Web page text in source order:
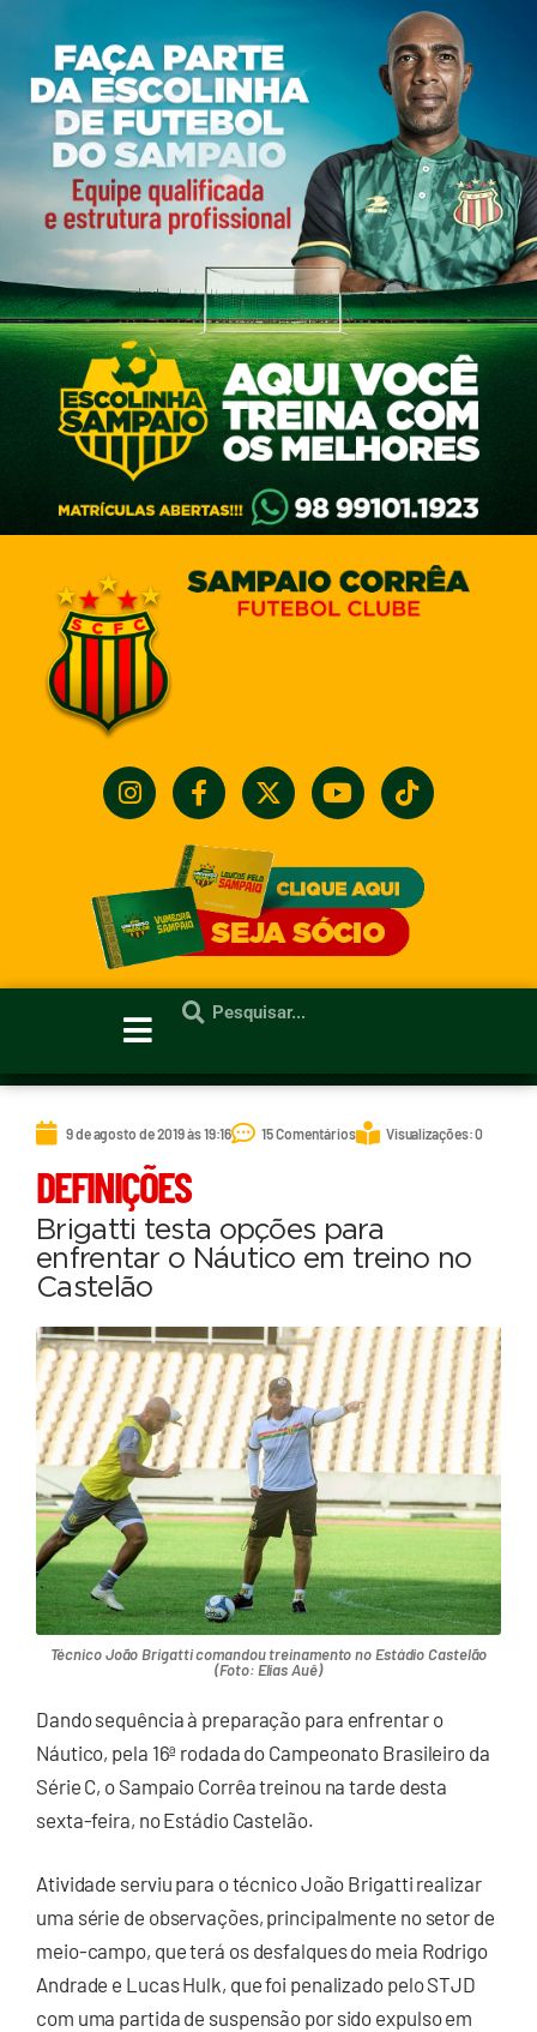
9 de agosto de 2019 às 19:16 15 Comentários Visualizações: 0
DEFINIÇÕES
Brigatti testa opções para
enfrentar o Náutico em treino no
Castelão
Técnico João Brigatti comandou treinamento no Estádio Castelão
(Foto: Elias Auê)
Dando sequência à preparação para enfrentar o
Náutico, pela 16ª rodada do Campeonato Brasileiro da
Série C, o Sampaio Corrêa treinou na tarde desta
sexta-feira, no Estádio Castelão.
Atividade serviu para o técnico João Brigatti realizar
uma série de observações, principalmente no setor de
meio-campo, que terá os desfalques do meia Rodrigo
Andrade e Lucas Hulk, que foi penalizado pelo STJD
com uma partida de suspensão por sido expulso em